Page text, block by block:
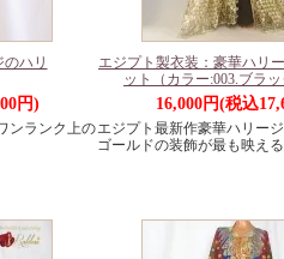
ハリ
円)
ンランク上の
エジプト製衣装：豪華ハリ
ット（カラー:003.ブラッ
16,000円(税込
エジプト最新作豪華ハリー
ゴールドの装飾が最も映え